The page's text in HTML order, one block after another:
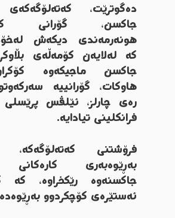
دەگوترێت،
جاکسن، گۆرانی
هونەرمەندی دیکەش
کە لەلایەن کۆمەڵەی
جاکسن ماجیکەوە
هاوکات، گۆرانییە
رەی چارلز، ئێلڤس پرێسلی
فرانکلینی تیادایە.
فرۆشتنی کەتەلۆگەکە،
بەڕێوەبەری
جاکسنەوە رێكخراوە، کە
ئەستێرەی کۆچکردوو